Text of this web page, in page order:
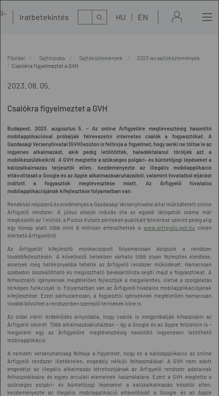
Iratbetekintés Kereső HU EN
Főoldal Sajtószoba Sajtóközlemények
2023-as sajtóközlemények
Csalókra figyelmeztet a GVH
2023. 08. 05.
Csalókra figyelmeztet a GVH
Budapest, 2023. augusztus 5. – Az online Árfigyelőre megtévesztésig hasonlító
mobilapplikációval próbálják félrevezetni internetes csalók a fogyasztókat. A
Gazdasági Versenyhivatal (GVH) ezúton is felhívja a figyelmet, hogy senki ne töltse le az
ingyenes alkalmazást, akik pedig letöltötték, haladéktalanul töröljék azt a
mobilkészülékeikről. A GVH megtette a szükséges polgári- és büntetőjogi lépéseket a
kalózalkalmazás terjesztői ellen, kezdeményezte az illegális mobilapplikáció
eltávolítását a Google és az Apple alkalmazásáruházaiból, valamint hivatalból eljárást
indított a fogyasztók megtévesztése miatt. Az Árfigyelő hivatalos
mobilapplikációjának kifejlesztése folyamatban van.
Rendkívül népszerű és eredményes a Gazdasági Versenyhivatal által működtetett online
Árfigyelő rendszer. A július elsejei indulás óta az egyedi látogatók száma már
megközelíti az 1 milliót, a Pulzus Kutató pénteken publikált felmérése szerint pedig alig
egy hónap alatt több mint 6 millióan értesülhettek a www.arfigyelo.gvh.hu címen
elérhető Árfigyelőről.
Az Árfigyelőt kifejlesztő munkacsoport folyamatosan dolgozik a rendszer
továbbfejlesztésén. A következő hetekben várható több olyan fejlesztés élesítése,
amelyek még hatékonyabbá tehetik az Árfigyelő rendszer működését. Hamarosan
szabadon összeállítható és megosztható bevásárlólista segíti majd a fogyasztókat. A
felhasználói igényeknek megfelelően fejlesztjük a megjelenítés, illetve a szolgálatás
térképes funkcióját is. Folyamatban van az Árfigyelő hivatalos mobilapplikációjának
kifejlesztése. Ezzel párhuzamosan, a fogyasztói igényeknek megfelelően hamarosan
tovább bővülhet a rendszerben szereplő termékek köre is.
Az oldal iránti érdeklődés árnyoldala, hogy csalók is megpróbálják kihasználni az
Árfigyelő sikerét. Több alkalmazásáruházban – így a Google és az Apple felületein is –
megjelent egy az Árfigyelőre megtévesztésig hasonlító ingyenesen letölthető
mobilapplikáció.
A nemzeti versenyhatóság felhívja a figyelmet, hogy ez a kalózapplikáció az online
Árfigyelő rendszer illetéktelen, engedély nélküli felhasználása! A GVH nem adott
engedélyt az illegális alkalmazás létrehozójának az Árfigyelő rendszer adatainak
felhasználására és egyes arculati elemeinek használatára. Ezért a GVH megtette a
szükséges polgári- és büntetőjogi lépéseket a kalózalkalmazás készítői ellen,
kezdeményezte az illegális mobilapplikáció eltávolítását a Google és az Apple